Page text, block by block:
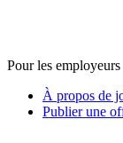
Pour les employeurs
À propos de
Publier une